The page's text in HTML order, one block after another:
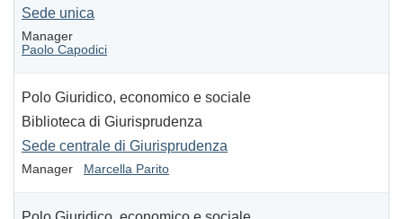
Sede unica
Manager
Paolo Capodici
Polo Giuridico, economico e sociale
Biblioteca di Giurisprudenza
Sede centrale di Giurisprudenza
Manager Marcella Parito